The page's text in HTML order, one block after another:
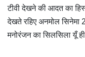
टीवी देखने की आदत का
देखते रहिए अनमोल
मनोरंजन का सिलसिला यूँ ही